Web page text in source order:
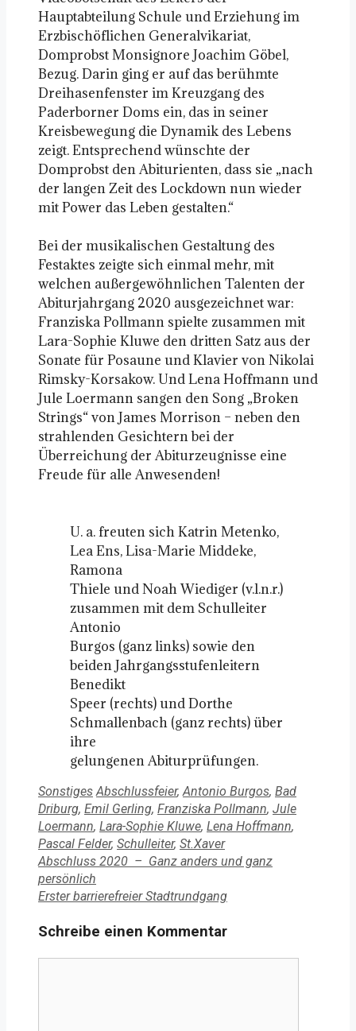
Hauptabteilung Schule und Erziehung im
Erzbischöflichen Generalvikariat,
Domprobst Monsignore Joachim Göbel,
Bezug. Darin ging er auf das berühmte
Dreihasenfenster im Kreuzgang des
Paderborner Doms ein, das in seiner
Kreisbewegung die Dynamik des Lebens
zeigt. Entsprechend wünschte der
Domprobst den Abiturienten, dass sie „nach
der langen Zeit des Lockdown nun wieder
mit Power das Leben gestalten.“
Bei der musikalischen Gestaltung des
Festaktes zeigte sich einmal mehr, mit
welchen außergewöhnlichen Talenten der
Abiturjahrgang 2020 ausgezeichnet war:
Franziska Pollmann spielte zusammen mit
Lara-Sophie Kluwe den dritten Satz aus der
Sonate für Posaune und Klavier von Nikolai
Rimsky-Korsakow. Und Lena Hoffmann und
Jule Loermann sangen den Song „Broken
Strings“ von James Morrison – neben den
strahlenden Gesichtern bei der
Überreichung der Abiturzeugnisse eine
Freude für alle Anwesenden!
U. a. freuten sich Katrin Metenko,
Lea Ens, Lisa-Marie Middeke,
Ramona
Thiele und Noah Wiediger (v.l.n.r.)
zusammen mit dem Schulleiter
Antonio
Burgos (ganz links) sowie den
beiden Jahrgangsstufenleitern
Benedikt
Speer (rechts) und Dorthe
Schmallenbach (ganz rechts) über
ihre
gelungenen Abiturprüfungen.
Kategorien
Sonstiges Schlagwörter
Abschlussfeier,Antonio Burgos, Bad
Driburg, Emil Gerling, Franziska Pollmann, Jule
Loermann, Lara-Sophie Kluwe, Lena Hoffmann,
Pascal Felder, Schulleiter, St.Xaver
Abschluss 2020 – Ganz anders und ganz
persönlich
Erster barrierefreier Stadtrundgang
Schreibe einen Kommentar